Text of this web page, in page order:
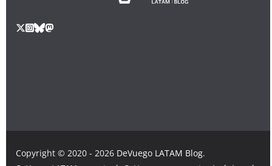
Copyright © 2020 - 2026 DeVuego LATAM Blog.